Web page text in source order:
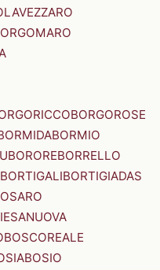
BORGOROSE
BORMIO
BOROREBORRELLO
BORTIGALIBORTIGIADAS
BOSCOREALE
BOSIO